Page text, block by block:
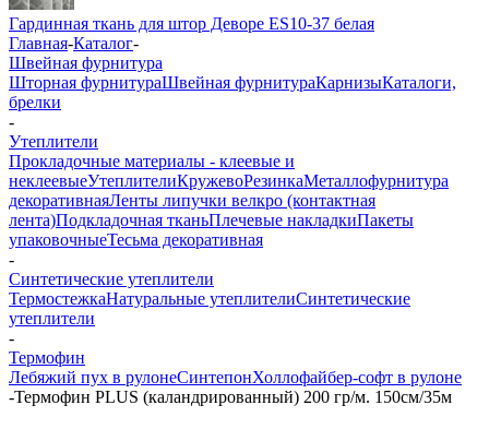
Гардинная ткань для штор Деворе ES10-37 белая
Главная-Каталог-
Швейная фурнитура
Шторная фурнитураШвейная фурнитураКарнизыКаталоги,
брелки
-
Утеплители
Прокладочные материалы - клеевые и
неклеевыеУтеплителиКружевоРезинкаМеталлофурнитура
декоративнаяЛенты липучки велкро (контактная
лента)Подкладочная тканьПлечевые накладкиПакеты
упаковочныеТесьма декоративная
-
Синтетические утеплители
ТермостежкаНатуральные утеплителиСинтетические
утеплители
-
Термофин
Лебяжий пух в рулонеСинтепонХоллофайбер-софт в рулоне
-Термофин PLUS (каландрированный) 200 гр/м. 150см/35м